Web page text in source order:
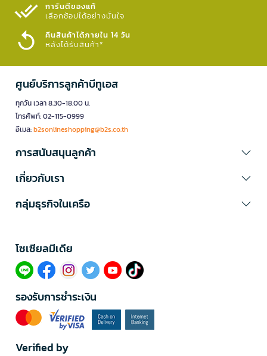
การันตีของแท้
เลือกช้อปได้อย่างมั่นใจ​
คืนสินค้าได้ภายใน 14 วัน
หลังได้รับสินค้า*
ศูนย์บริการลูกค้าบีทูเอส
ทุกวัน เวลา 8.30-18.00 น.
โทรศัพท์: 02-115-0999
อีเมล:b2sonlineshopping@b2s.co.th
การสนับสนุนลูกค้า
เกี่ยวกับเรา
กลุ่มธุรกิจในเครือ
โซเซียลมีเดีย​
รองรับการชำระเงิน
Verified by